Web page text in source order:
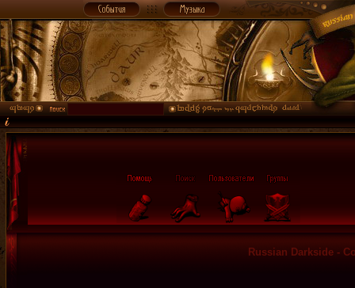
Russian Darkside -